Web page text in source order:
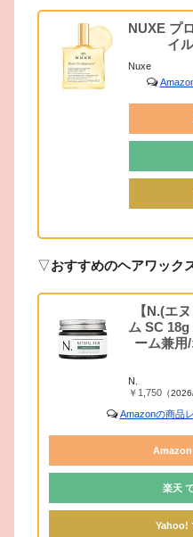
NUXE プ
イ
Nuxe
▽おすすめのヘアワック
【N.(エ
ム SC 18g
ーム兼用
N.
￥1,750（
Amazonの商品
Amazon
楽天
Yahoo!